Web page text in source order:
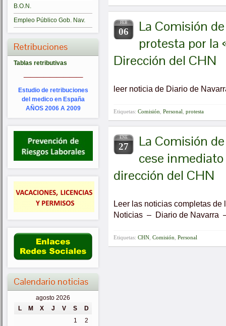
B.O.N.
Empleo Público Gob. Nav.
Retribuciones
Tablas retributivas
Estudio de retribuciones
del medico en España
AÑOS 2006 A 2009
Calendario noticias
agosto 2026
L
M X J V S
D
1
2
FEB
06
La Comisión
protesta por la
Dirección del CHN
leer noticia de Diario de
Etiquetas: Comisión Personal protesta
ENE
27
La Comisión
cese
dirección del CHN
Leer las noticias completas
Noticias – Diario de Navarra
Etiquetas: CHN Comisión Personal